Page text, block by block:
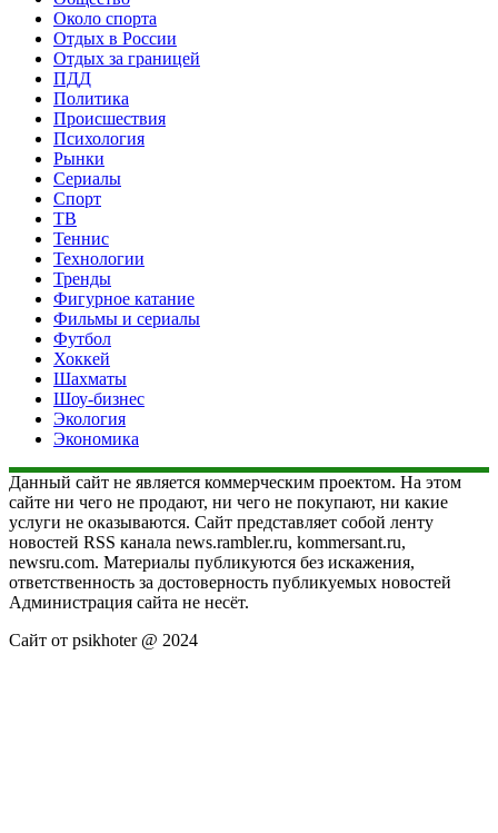
Около спорта
Отдых в России
Отдых за границей
ПДД
Политика
Происшествия
Психология
Рынки
Сериалы
Спорт
ТВ
Теннис
Технологии
Тренды
Фигурное катание
Фильмы и сериалы
Футбол
Хоккей
Шахматы
Шоу-бизнес
Экология
Экономика
Данный сайт не является коммерческим проектом. На этом
сайте ни чего не продают, ни чего не покупают, ни какие
услуги не оказываются. Сайт представляет собой ленту
новостей RSS канала news.rambler.ru, kommersant.ru,
newsru.com. Материалы публикуются без искажения,
ответственность за достоверность публикуемых новостей
Администрация сайта не несёт.
Сайт от psikhoter @ 2024